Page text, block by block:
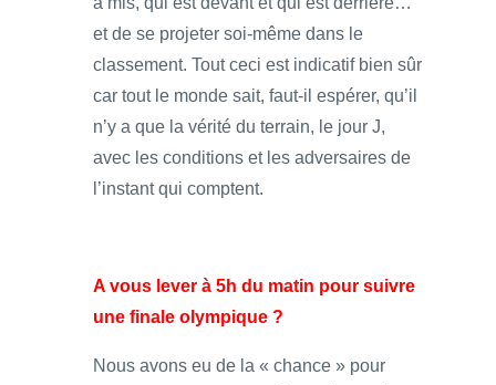
et de se projeter soi-même dans le
classement. Tout ceci est indicatif bien sûr
car tout le monde sait, faut-il espérer, qu’il
n’y a que la vérité du terrain, le jour J,
avec les conditions et les adversaires de
l’instant qui comptent.
A vous lever à 5h du matin pour suivre
une finale olympique ?
Nous avons eu de la « chance » pour